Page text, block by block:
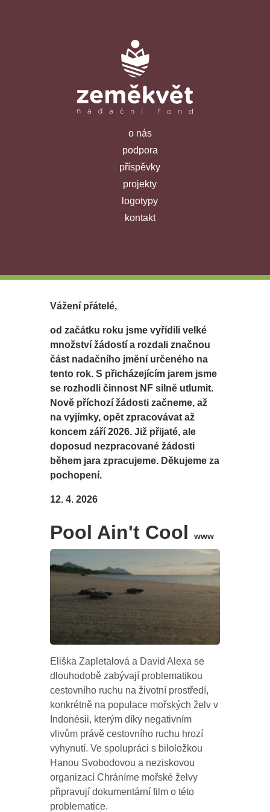
o nás
podpora
příspěvky
projekty
logotypy
kontakt
Vážení přátelé,
od začátku roku jsme vyřídili velké
množství žádostí a rozdali značnou
část nadačního jmění určeného na
tento rok. S přicházejícím jarem jsme
se rozhodli činnost NF silně utlumit.
Nově příchozí žádosti začneme, až
na vyjímky, opět zpracovávat až
koncem září 2026. Již přijaté, ale
doposud nezpracované žádosti
během jara zpracujeme. Děkujeme za
pochopení.
12. 4. 2026
Pool Ain't Coolwww
Eliška Zapletalová a David Alexa se
dlouhodobě zabývají problematikou
cestovního ruchu na životní prostředí,
konkrétně na populace mořských želv v
Indonésii, kterým díky negativním
vlivům právě cestovního ruchu hrozí
vyhynutí. Ve spolupráci s biloložkou
Hanou Svobodovou a neziskovou
organizací Chráníme mořské želvy
připravují dokumentární film o této
problematice.